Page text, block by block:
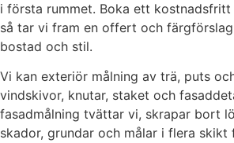
i första rummet. Boka ett
så tar vi fram en offert och
bostad och stil.
Vi kan exteriör målning av trä, puts
vindskivor, knutar, staket och
fasadmålning tvättar vi, skrapar bort
skador, grundar och målar i flera skikt